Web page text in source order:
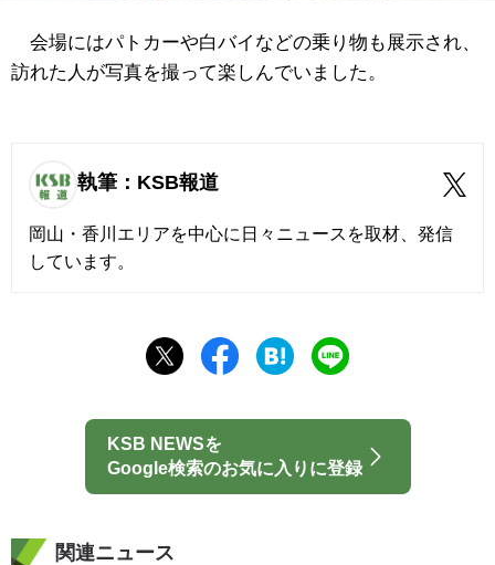
会場にはパトカーや白バイなどの乗り物も展示され、
訪れた人が写真を撮って楽しんでいました。
執筆：KSB報道
岡山・香川エリアを中心に日々ニュースを取材、発信
しています。
KSB NEWSを
Google検索のお気に入りに登録
関連ニュース